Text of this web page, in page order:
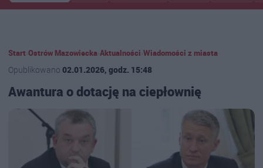
Start Ostrów Mazowiecka Aktualności Wiadomości z miasta
Opublikowano 02.01.2026, godz. 15:48
Awantura o dotację na ciepłownię